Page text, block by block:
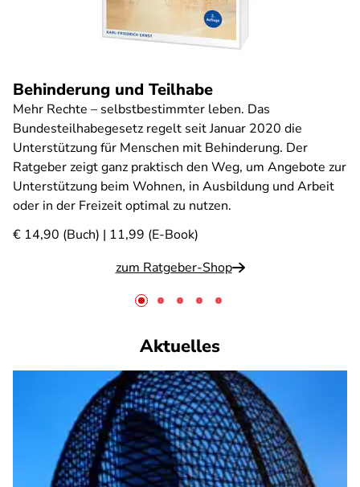
Behinderung und Teilhabe
Mehr Rechte – selbstbestimmter leben. Das
Bundesteilhabegesetz regelt seit Januar 2020 die
Unterstützung für Menschen mit Behinderung. Der
Ratgeber zeigt ganz praktisch den Weg, um Angebote zur
Unterstützung beim Wohnen, in Ausbildung und Arbeit
oder in der Freizeit optimal zu nutzen.
€ 14,90 (Buch) | 11,99 (E-Book)
zum Ratgeber-Shop
Aktuelles